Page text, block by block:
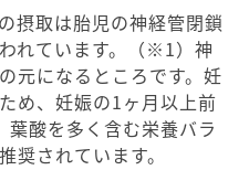
摂取は胎児の神経管閉鎖
れています。（※1）神
元になるところです。妊
め、妊娠の1ヶ月以上前
酸を多く含む栄養バラ
奨されています。